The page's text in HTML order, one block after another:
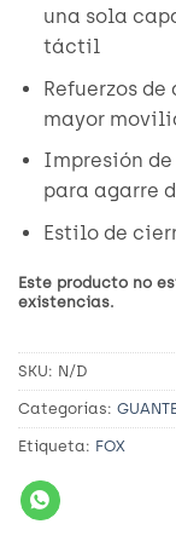
una sola
táctil
Refuerzos
mayor
Impresión
para agarre
Estilo de
Este producto no
existencias.
SKU: N/D
Categorías:
Etiqueta: FOX